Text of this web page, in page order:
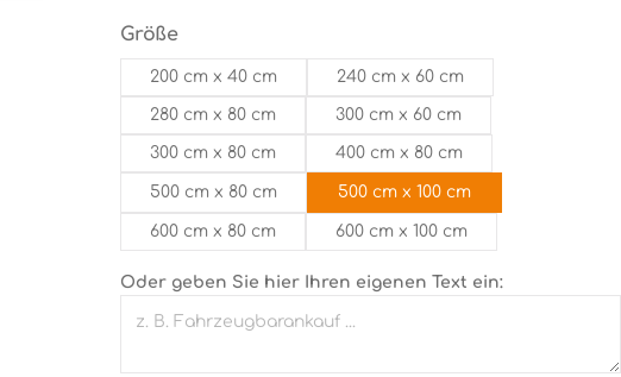
Größeauswählen
200 cm x 40 cm 240 cm x 60 cm
280 cm x 80 cm 300 cm x 60 cm
300 cm x 80 cm 400 cm x 80 cm
500 cm x 80 cm 500 cm x 100 cm
600 cm x 80 cm 600 cm x 100 cm
Oder geben Sie hier Ihren eigenen Text ein: